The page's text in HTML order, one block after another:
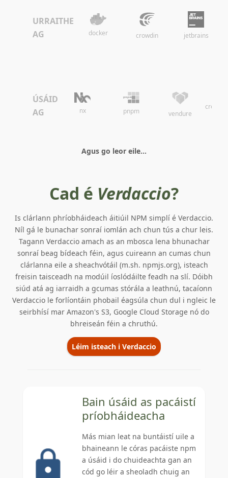
URRAITHE
AG
docker crowdin jetbrains
ÚSÁID
AG
nx pnpm vendure
create-
Agus go leor eile...
Cad é Verdaccio?
Is clárlann phríobháideach áitiúil NPM simplí é Verdaccio.
Níl gá le bunachar sonraí iomlán ach chun tús a chur leis.
Tagann Verdaccio amach as an mbosca lena bhunachar
sonraí beag bídeach féin, agus cuireann an cumas chun
clárlanna eile a sheachvótáil (m.sh. npmjs.org), isteach
freisin taisceadh na modúil íoslódáilte feadh na slí. Dóibh
siúd atá ag iarraidh a gcumas stórála a leathnú, tacaíonn
Verdaccio le forlíontáin phobail éagsúla chun dul i ngleic le
seirbhísí mar Amazon's S3, Google Cloud Storage nó do
bhreiseán féin a chruthú.
Léim isteach i Verdaccio
Bain úsáid as pacáistí
príobháideacha
Más mian leat na buntáistí uile a
bhaineann le córas pacáiste npm
a úsáid i do chuideachta gan an
cód go léir a sheoladh chuig an